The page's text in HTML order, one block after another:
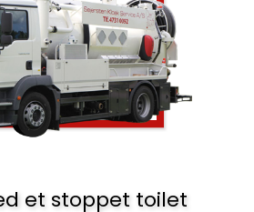
et stoppet toilet